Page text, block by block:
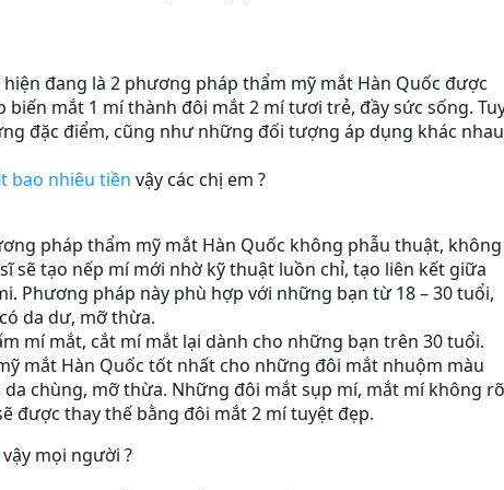
đang là 2 phương pháp thẩm mỹ mắt Hàn Quốc được
biến mắt 1 mí thành đôi mắt 2 mí tươi trẻ, đầy sức sống.
đặc điểm, cũng như những đối tượng áp dụng khác
bao nhiêu tiền vậy các chị em ?
pháp thẩm mỹ mắt Hàn Quốc không phẫu thuật, không
sẽ tạo nếp mí mới nhờ kỹ thuật luồn chỉ, tạo liên kết giữa
Phương pháp này phù hợp với những bạn từ 18 – 30 tuổi,
da dư, mỡ thừa.
mí mắt, cắt mí mắt lại dành cho những bạn trên 30 tuổi.
mắt Hàn Quốc tốt nhất cho những đôi mắt nhuộm màu
chùng, mỡ thừa. Những đôi mắt sụp mí, mắt mí không rõ
được thay thế bằng đôi mắt 2 mí tuyệt đẹp.
vậy mọi người ?